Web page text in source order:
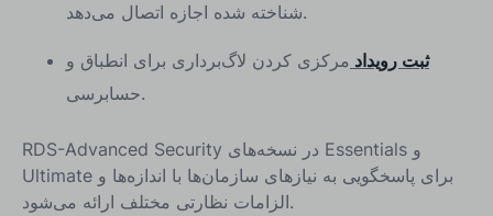
شناخته شده اجازه اتصال می‌دهد.
ثبت رویداد مرکزی کردن لاگ‌برداری برای انطباق و
حسابرسی.
RDS-Advanced Security در نسخه‌های Essentials و
Ultimate برای پاسخگویی به نیازهای سازمان‌ها با اندازه‌ها و
الزامات نظارتی مختلف ارائه می‌شود.